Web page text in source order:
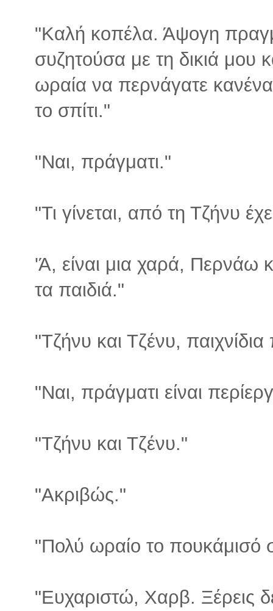
"Καλή κοπέλα. Άψογη
συζητούσα με τη δικιά μου
ωραία να περνάγατε
το σπίτι."
"Ναι, πράγματι."
"Τι γίνεται, από τη Τζήνυ
'Ά, είναι μια χαρά, Περνάω
τα παιδιά."
"Τζήνυ και Τζένυ,
"Ναι, πράγματι είναι
"Τζήνυ και Τζένυ."
"Ακριβώς."
"Πολύ ωραίο το
"Ευχαριστώ, Χαρβ. Ξέρεις